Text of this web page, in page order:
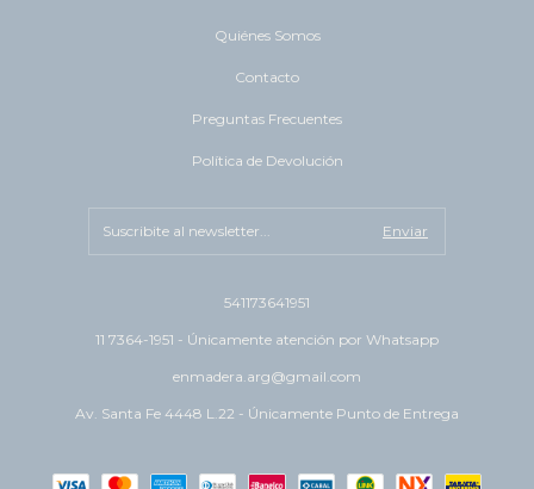
Quiénes Somos
Contacto
Preguntas Frecuentes
Política de Devolución
541173641951
11 7364-1951 - Únicamente atención por Whatsapp
enmadera.arg@gmail.com
Av. Santa Fe 4448 L.22 - Únicamente Punto de Entrega